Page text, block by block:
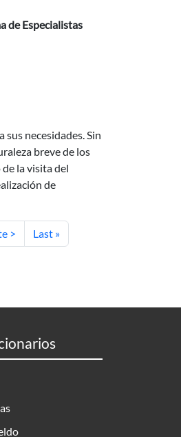
de Especialistas
necesidades. Sin
breve de los
la visita del
de
página
> Última página
Last »